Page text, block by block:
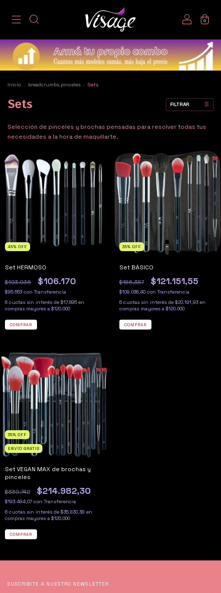
0
Inicio breadcrumbs.pinceles Sets
Sets FILTRAR
Selección de pinceles y brochas pensadas para resolver todas tus
necesidades a la hora de maquillarte.
45% OFF
Set HERMOSO
$193.036 $106.170
$95.553 con Transferencia
6 cuotas sin interés de $17.695
35% OFF
Set BÁSICO
$186.387 $121.151,55
$109.036,40 con Transferencia
6 cuotas sin interés de $20.191,93
35% OFF
ENVÍO GRATIS
Set VEGAN MAX de brochas y
pinceles
$330.742 $214.982,30
$193.484,07 con Transferencia
6 cuotas sin interés de $35.830,38
SUSCRIBITE A NUESTRO NEWSLETTER